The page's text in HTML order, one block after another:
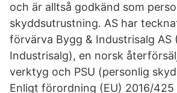
och är alltså godkänd som
skyddsutrustning. AS har
förvärva Bygg & Industrisalg AS
Industrisalg), en norsk
verktyg och PSU (personlig
Enligt förordning (EU) 2016/425